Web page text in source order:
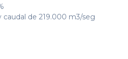
de 219.000 m3/seg